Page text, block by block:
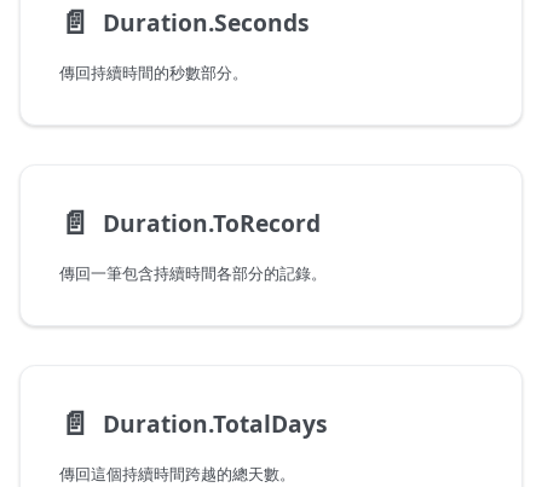
📄️ Duration.Seconds
傳回持續時間的秒數部分。
📄️ Duration.ToRecord
傳回一筆包含持續時間各部分的記錄。
📄️ Duration.TotalDays
傳回這個持續時間跨越的總天數。